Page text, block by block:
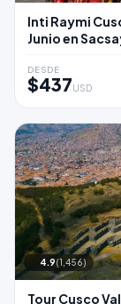
Inti Raymi
Junio en
DESDE
$437USD
4.9(1,456)
Tour Cusco